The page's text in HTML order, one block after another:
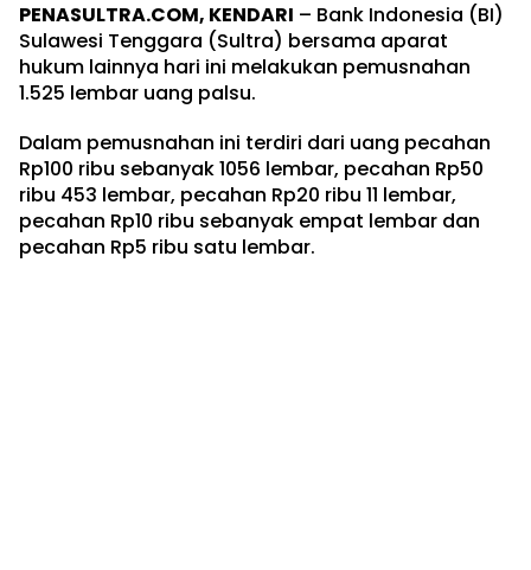
PENASULTRA.COM, KENDARI – Bank Indonesia (BI)
Sulawesi Tenggara (Sultra) bersama aparat
hukum lainnya hari ini melakukan pemusnahan
1.525 lembar uang palsu.
Dalam pemusnahan ini terdiri dari uang pecahan
Rp100 ribu sebanyak 1056 lembar, pecahan Rp50
ribu 453 lembar, pecahan Rp20 ribu 11 lembar,
pecahan Rp10 ribu sebanyak empat lembar dan
pecahan Rp5 ribu satu lembar.